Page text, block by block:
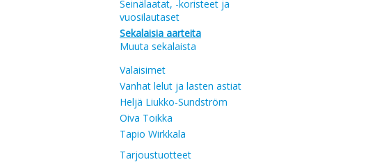
Seinälaatat, -koristeet ja
vuosilautaset
Sekalaisia aarteita
Muuta sekalaista
Valaisimet
Vanhat lelut ja lasten astiat
Heljä Liukko-Sundström
Oiva Toikka
Tapio Wirkkala
Tarjoustuotteet